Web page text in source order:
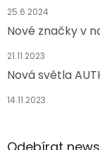
25.6.2024
Nové značky v
21.11.2023
Nová světla
14.11.2023